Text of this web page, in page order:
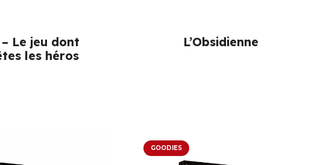
Le jeu dont
les héros
L’Obsidienne
GOODIES